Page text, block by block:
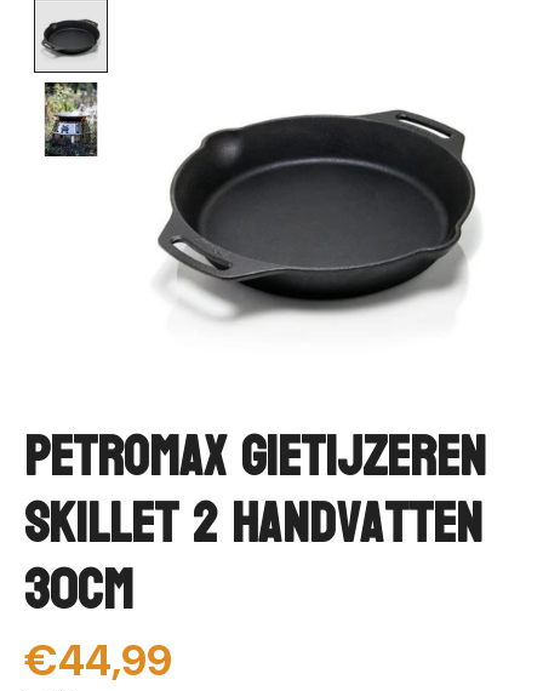
Petromax Gietijzeren
Skillet 2 handvatten
30cm
€44,99